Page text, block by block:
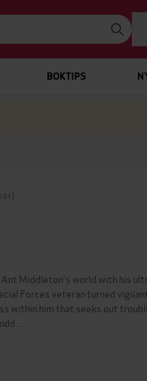
BOKTIPS
Middleton's world with his
Forces veteran turned
within him that seeks out